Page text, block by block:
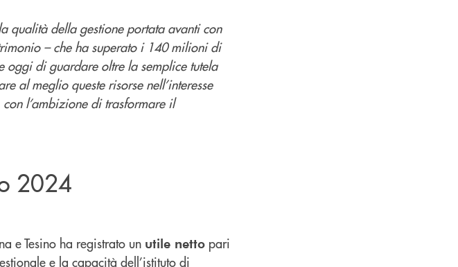
qualità della gestione portata avanti con
– che ha superato i 140 milioni di
oggi di guardare oltre la semplice tutela
al meglio queste risorse nell’interesse
l’ambizione di trasformare il
2024
e Tesino ha registrato un utile netto pari
e la capacità dell’istituto di